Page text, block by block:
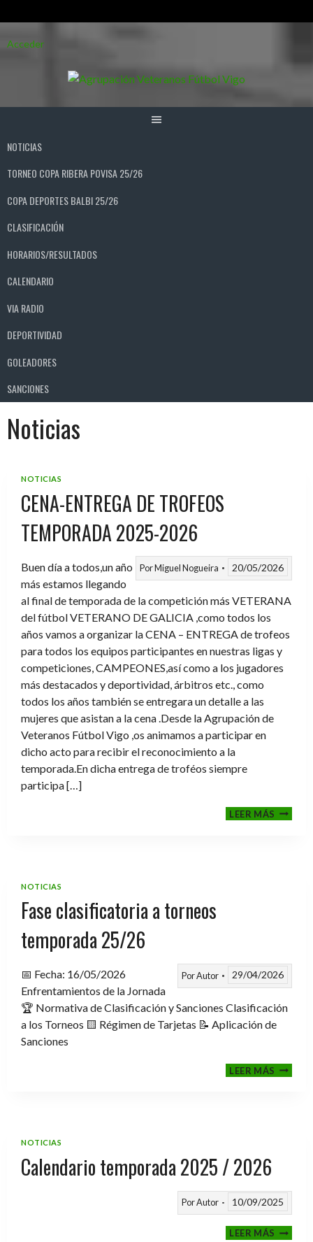
alAcceder
NOTICIAS
TORNEO COPA RIBERA POVISA 25/26
COPA DEPORTES BALBI 25/26
CLASIFICACIÓN
HORARIOS/RESULTADOS
CALENDARIO
VIA RADIO
DEPORTIVIDAD
GOLEADORES
SANCIONES
Noticias
NOTICIAS
CENA-ENTREGA DE TROFEOS
TEMPORADA 2025-2026
PorMiguel Nogueira 20/05/2026
Buen día a todos,un año
más estamos llegando
al final de temporada de la competición más VETERANA
del fútbol VETERANO DE GALICIA ,como todos los
años vamos a organizar la CENA – ENTREGA de trofeos
para todos los equipos participantes en nuestras ligas y
competiciones, CAMPEONES,así como a los jugadores
más destacados y deportividad, árbitros etc., como
todos los años también se entregara un detalle a las
mujeres que asistan a la cena .Desde la Agrupación de
Veteranos Fútbol Vigo ,os animamos a participar en
dicho acto para recibir el reconocimiento a la
temporada.En dicha entrega de troféos siempre
participa […]
LEER MÁSCENA-
NOTICIAS
Fase clasificatoria a torneos
temporada 25/26
PorAutor 29/04/2026
📅 Fecha: 16/05/2026
Enfrentamientos de la Jornada
🏆 Normativa de Clasificación y Sanciones Clasificación
a los Torneos 🟨 Régimen de Tarjetas 📝 Aplicación de
Sanciones
LEER MÁSFASE
NOTICIAS
Calendario temporada 2025 / 2026
PorAutor 10/09/2025
LEER MÁS